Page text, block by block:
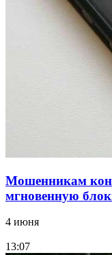
Волгоградские
заключены
Мошенникам
мгновенную
4 июня
13:07